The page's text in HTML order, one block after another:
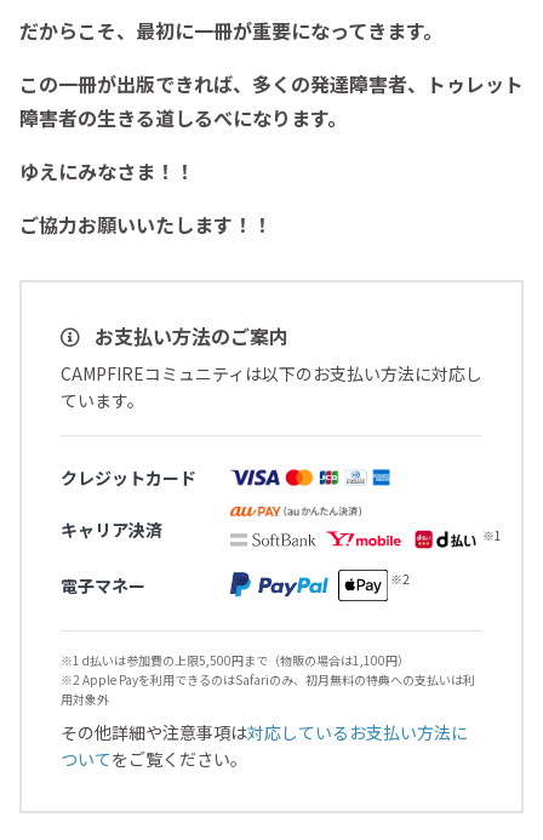
だからこそ、最初に一冊が重要になってきます。
この一冊が出版できれば、多くの発達障害者、トゥレット
障害者の生きる道しるべになります。
ゆえにみなさま！！
ご協力お願いいたします！！
お支払い方法のご案内
CAMPFIREコミュニティは以下のお支払い方法に対応し
ています。
クレジットカード
キャリア決済
電子マネー
※1 d払いは参加費の上限5,500円まで（物販の場合は1,100円）
※2 Apple Payを利用できるのはSafariのみ、初月無料の特典への支払いは利
用対象外
その他詳細や注意事項は対応しているお支払い方法に
ついてをご覧ください。